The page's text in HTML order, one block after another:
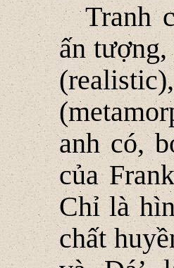
Tranh
ấn
anh có,
của
Chỉ là
chất